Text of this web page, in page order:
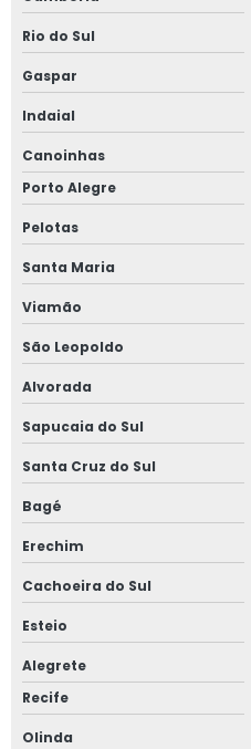
Rio do Sul
Gaspar
Indaial
Canoinhas
Porto Alegre
Pelotas
Santa Maria
Viamão
São Leopoldo
Alvorada
Sapucaia do Sul
Santa Cruz do Sul
Bagé
Erechim
Cachoeira do Sul
Esteio
Alegrete
Recife
Olinda